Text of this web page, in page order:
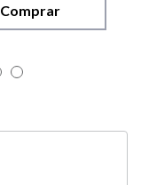
Comprar